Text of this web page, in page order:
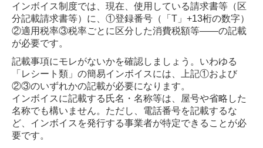
インボイス制度では、現在、使用している請求書等（区
分記載請求書等）に、①登録番号（「T」+13桁の数字）
②適用税率③税率ごとに区分した消費税額等――の記載
が必要です。
記載事項にモレがないかを確認しましょう。いわゆる
「レシート類」の簡易インボイスには、上記①および
②③のいずれかの記載が必要になります。
インボイスに記載する氏名・名称等は、屋号や省略した
名称でも構いません。ただし、電話番号を記載するな
ど、インボイスを発行する事業者が特定できることが必
要です。